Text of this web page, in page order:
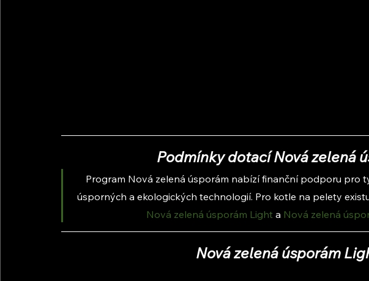
Podmínky dotací Nová zelená
Program Nová zelená úsporám nabízí finanční podporu pro
úsporných a ekologických technologií. Pro kotle na pelety
Nová zelená úsporám Light a Nová zelená
Nová zelená úsporám